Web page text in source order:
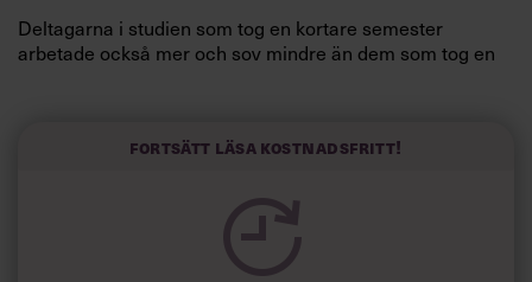
Deltagarna i studien som tog en kortare semester
arbetade också mer och sov mindre än dem som tog en
Forskarna tror sig dessutom kunna uttyda att en längre
försök att förändra livsstilsvanor.
Fortsätt läsa kostnadsfritt!